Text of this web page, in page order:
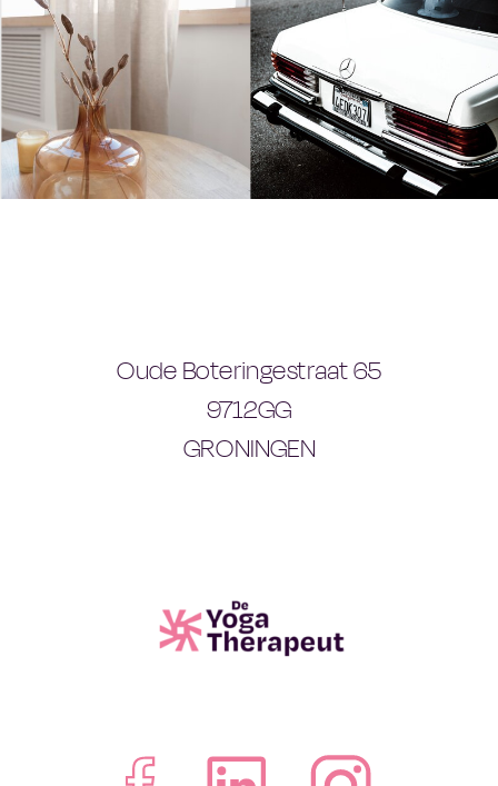
Oude Boteringestraat 65
9712GG
GRONINGEN